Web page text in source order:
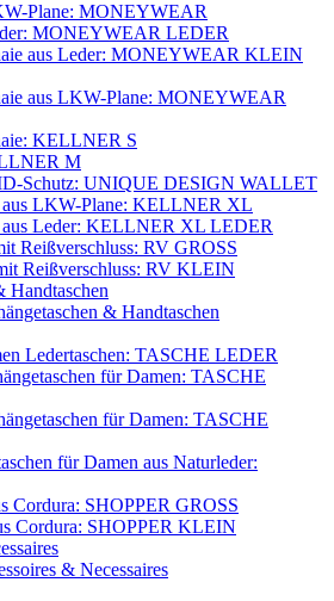
Plane: MONEYWEAR
MONEYWEAR LEDER
aus Leder: MONEYWEAR KLEIN
aus LKW-Plane: MONEYWEAR
KELLNER S
M
Schutz: UNIQUE DESIGN WALLET
aus LKW-Plane: KELLNER XL
aus Leder: KELLNER XL LEDER
Reißverschluss: RV GROSS
Reißverschluss: RV KLEIN
Handtaschen
& Handtaschen
Ledertaschen: TASCHE LEDER
für Damen: TASCHE
für Damen: TASCHE
für Damen aus Naturleder:
Cordura: SHOPPER GROSS
Cordura: SHOPPER KLEIN
& Necessaires